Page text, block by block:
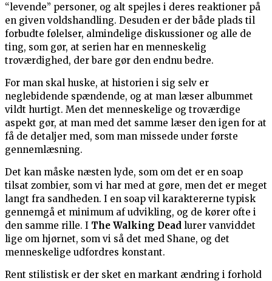
“levende” personer, og alt spejles i deres reaktioner på
en given voldshandling. Desuden er der både plads til
forbudte følelser, almindelige diskussioner og alle de
ting, som gør, at serien har en menneskelig
troværdighed, der bare gør den endnu bedre.
For man skal huske, at historien i sig selv er
neglebidende spændende, og at man læser albummet
vildt hurtigt. Men det menneskelige og troværdige
aspekt gør, at man med det samme læser den igen for at
få de detaljer med, som man missede under første
gennemlæsning.
Det kan måske næsten lyde, som om det er en soap
tilsat zombier, som vi har med at gøre, men det er meget
langt fra sandheden. I en soap vil karaktererne typisk
gennemgå et minimum af udvikling, og de kører ofte i
den samme rille. I The Walking Dead lurer vanviddet
lige om hjørnet, som vi så det med Shane, og det
menneskelige udfordres konstant.
Rent stilistisk er der sket en markant ændring i forhold